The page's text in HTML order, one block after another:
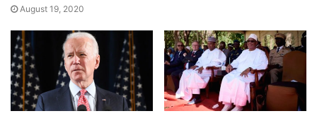
August 19, 2020